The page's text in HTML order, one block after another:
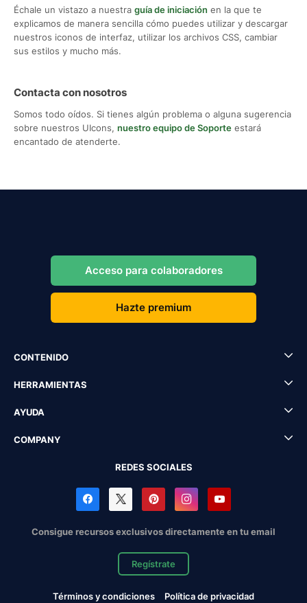
Échale un vistazo a nuestra guía de iniciación en la que te
explicamos de manera sencilla cómo puedes utilizar y descargar
nuestros iconos de interfaz, utilizar los archivos CSS, cambiar
sus estilos y mucho más.
Contacta con nosotros
Somos todo oídos. Si tienes algún problema o alguna sugerencia
sobre nuestros UIcons, nuestro equipo de Soporte estará
encantado de atenderte.
Acceso para colaboradores
Hazte premium
CONTENIDO
HERRAMIENTAS
AYUDA
COMPANY
REDES SOCIALES
Consigue recursos exclusivos directamente en tu email
Regístrate
Términos y condiciones Política de privacidad